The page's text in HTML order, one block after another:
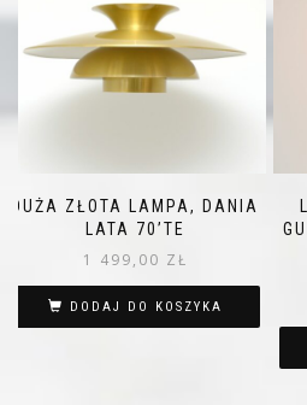
DUŻA ZŁOTA LAMPA, DANIA
LATA 70’TE
1 499,00 ZŁ
DODAJ DO KOSZYKA